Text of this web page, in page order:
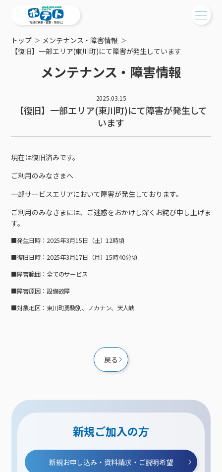
ご検討中の方
ご検討中の方
工事・配線について
ご加入中の方
ご加入中のサービス確認・変更
WEBメール
サポートサービス
訪問サポート＆サポートパックサービス料⾦表
新着情報
メンテナンス・障害情報
ポテトからのプレゼント
イベントカレンダー
ケーブルテレビトップ
チャンネル紹介
料⾦プラン
NHK衛星受信料団体⼀括⽀払
インターネット
インターネットトップ
料⾦プラン
Wi-Fiサービス
インターネットギガシェアプラン
固定電話
固定電話トップ
基本料⾦・通話料⾦
auまとめトーク
ポテトスマートフォン
ポテトスマートフォントップ
オプションサービス
でんき
ポテトでんき
ケーブルプラスでんき
暮らしを快適にするサービス
ポテトライフメール
⽣活あんしんサービス
みるプラス
お困りの方はこちら
会社案内
障害情報
マイページ
トップ
メンテナンス・障害情報
【復旧】一部エリア(東川町)にて障害が発生しています
メンテナンス・障害情報
2025.03.15
【復旧】一部エリア(東川町)にて障害が発生して
います
現在は復旧済みです。
ご利用のみなさまへ
一部サービスエリアにおいて障害が発生しております。
ご利用のみなさまには、ご迷惑をおかけし深くお詫び申し上げま
す。
■発生日時：2025年3月15日（土）12時頃
■復旧日時：2025年3月17日（月）15時40分頃
■障害範囲：全てのサービス
■障害原因：設備故障
■対象地区：東川町勇駒別、ノカナン、天人峡
戻る
新規ご加入の方
新規お申し込み・資料請求・ご説明希望